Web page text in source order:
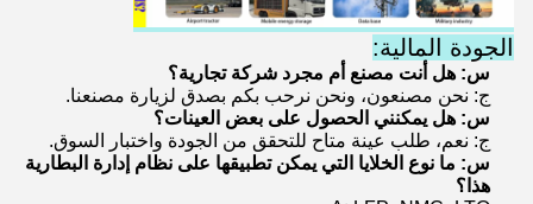
الجودة المالية:
س: هل أنت مصنع أم مجرد شركة تجارية؟
ج: نحن مصنعون، ونحن نرحب بكم بصدق لزيارة مصنعنا.
س: هل يمكنني الحصول على بعض العينات؟
ج: نعم، طلب عينة متاح للتحقق من الجودة واختبار السوق.
س: ما نوع الخلايا التي يمكن تطبيقها على نظام إدارة البطارية
هذا؟